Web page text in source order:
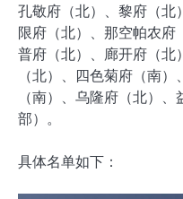
孔敬府（北）、黎府（北
限府（北）、那空帕农府
普府（北）、廊开府（北
（北）、四色菊府（南
（南）、乌隆府（北）
部）。
具体名单如下：